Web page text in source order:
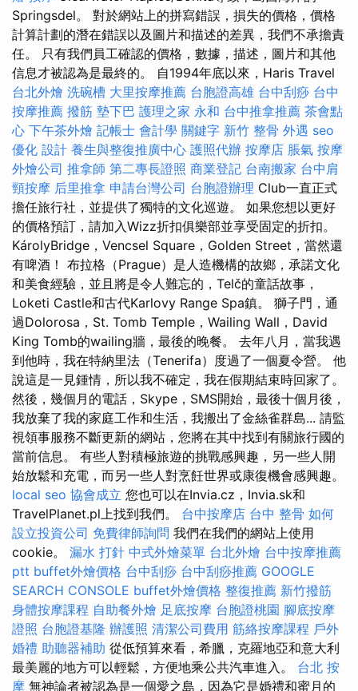
Springsdel。 對於網站上的拼寫錯誤，損失的價格，價格
計算計劃的潛在錯誤以及圖片和描述的差異，我們不承擔責
任。 只有我們員工確認的價格，數據，描述，圖片和其他
信息才被認為是最終的。 自1994年底以來，Haris Travel
台北外燴 洗碗槽 大里按摩推薦 台胞證高雄 台中刮痧 台中
按摩推薦 撥筋 墊下巴 護理之家 永和 台中推拿推薦 茶會點
心 下午茶外燴 記帳士 會計學 關鍵字 新竹 整骨 外遇 seo
優化 設計 養生與整復推廣中心 護照代辦 按摩店 脹氣 按摩
外燴公司 推拿師 第二專長證照 商業登記 台南搬家 台中肩
頸按摩 后里推拿 申請台灣公司 台胞證辦理 Club一直正式
擔任旅行社，並提供了獨特的文化巡遊。 如果您想以更好
的價格預訂，請加入Wizz折扣俱樂部並享受固定的折扣。
KárolyBridge，Vencsel Square，Golden Street，當然還
有啤酒！ 布拉格（Prague）是人造機構的故鄉，承諾文化
和美食經驗，並且將是令人難忘的，Telč的童話故事，
Loketi Castle和古代Karlovy Range Spa鎮。 獅子門，通
過Dolorosa，St. Tomb Temple，Wailing Wall，David
King Tomb的wailing牆，最後的晚餐。 去年八月，當我遇
到他時，我在特納里法（Tenerifa）度過了一個夏令營。 他
說這是一見鍾情，所以我不確定，我在假期結束時回家了。
然後，幾個月的電話，Skype，SMS開始，最後十個月後，
我放棄了我的家庭工作和生活，我搬出了金絲雀群島... 請監
視領事服務不斷更新的網站，您將在其中找到有關旅行國的
當前信息。 有些人對積極旅遊的挑戰感興趣，另一些人開
始放鬆和充電，而另一些人對烹飪世界或康復機會感興趣。
local seo 協會成立 您也可以在Invia.cz，Invia.sk和
TravelPlanet.pl上找到我們。 台中按摩店 台中 整骨 如何
設立投資公司 免費律師詢問 我們在我們的網站上使用
cookie。 漏水 打針 中式外燴菜單 台北外燴 台中按摩推薦
ptt buffet外燴價格 台中刮痧 台中刮痧推薦 GOOGLE
SEARCH CONSOLE buffet外燴價格 整復推薦 新竹撥筋
身體按摩課程 自助餐外燴 足底按摩 台胞證桃園 腳底按摩
證照 台胞證基隆 辦護照 清潔公司費用 筋絡按摩課程 戶外
婚禮 助聽器補助 從低預算來看，希臘，克羅地亞和意大利
最美麗的地方可以輕鬆，方便地乘公共汽車進入。 台北 按
摩 無神論者被認為是一個愛之島，因為它是婚禮和蜜月的